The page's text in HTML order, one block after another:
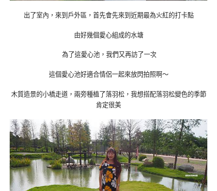
出了室內，來到戶外區，首先會先來到近期最為火紅的打卡點
由好幾個愛心組成的水塘
為了這愛心池，我們又再訪了一次
這個愛心池好適合情侶一起來放閃拍照啊～
木質造景的小橋走道，兩旁種植了落羽松，我想搭配落羽松變色的季節
肯定很美